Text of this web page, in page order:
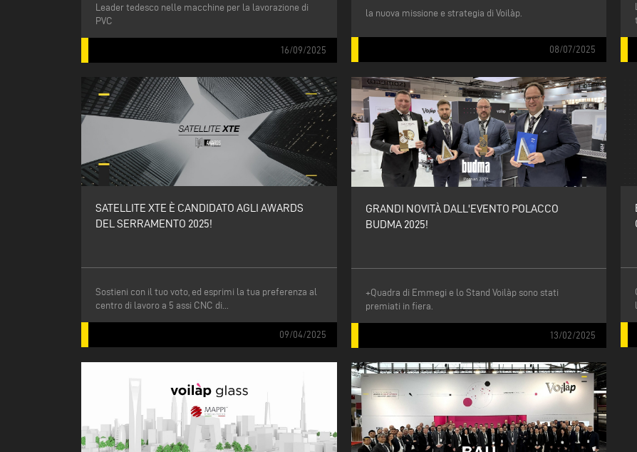
Leader tedesco nelle macchine per la lavorazione di
PVC
16/09/2025
la nuova missione e strategia di Voilàp.
08/07/2025
SATELLITE XTE È CANDIDATO AGLI AWARDS
DEL SERRAMENTO 2025!
Sostieni con il tuo voto, ed esprimi la tua preferenza al
centro di lavoro a 5 assi CNC di...
09/04/2025
GRANDI NOVITÀ DALL'EVENTO POLACCO
BUDMA 2025!
+Quadra di Emmegi e lo Stand Voilàp sono stati
premiati in fiera.
13/02/2025